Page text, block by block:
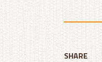
SHARE